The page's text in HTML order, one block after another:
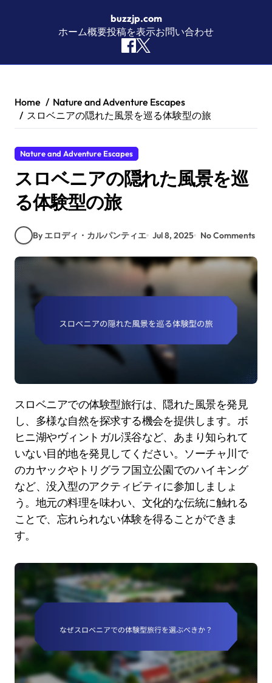
buzzjp.com
ホーム概要投稿を表示お問い合わせ
Home
Nature and Adventure Escapes
スロベニアの隠れた風景を巡る体験型の旅
Nature and Adventure Escapes
スロベニアの隠れた風景を巡
る体験型の旅
By エロディ・カルパンティエ Jul 8, 2025 No Comments
スロベニアでの体験型旅行は、隠れた風景を発見
し、多様な自然を探求する機会を提供します。ボ
ヒニ湖やヴィントガル渓谷など、あまり知られて
いない目的地を発見してください。ソーチャ川で
のカヤックやトリグラフ国立公園でのハイキング
など、没入型のアクティビティに参加しましょ
う。地元の料理を味わい、文化的な伝統に触れる
ことで、忘れられない体験を得ることができま
す。